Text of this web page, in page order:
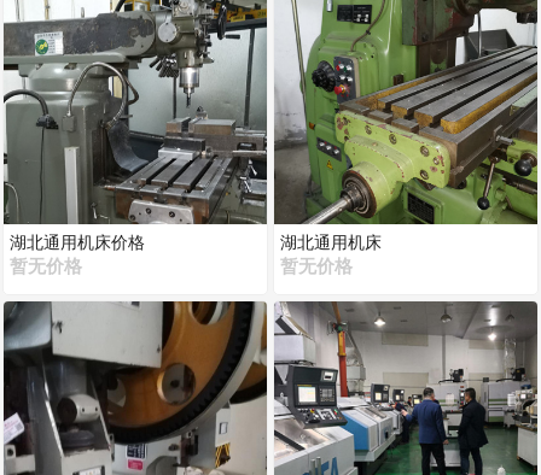
湖北通用机床价格
暂无价格
湖北通用机床
暂无价格